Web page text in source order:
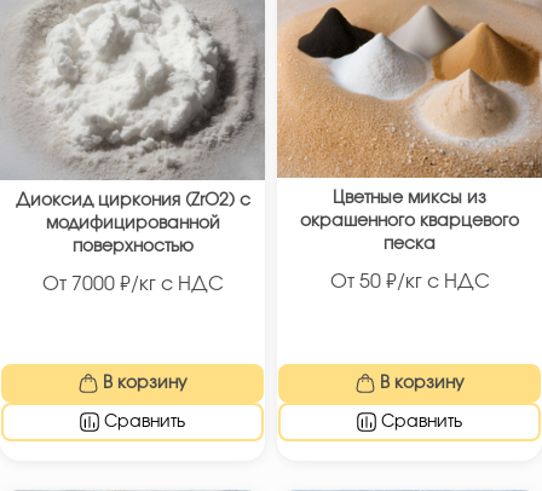
Диоксид циркония (ZrO2) с
модифицированной
поверхностью
От 7000 ₽/кг с НДС
В корзину
Сравнить
Цветные миксы из
окрашенного кварцевого
песка
От 50 ₽/кг с НДС
В корзину
Сравнить